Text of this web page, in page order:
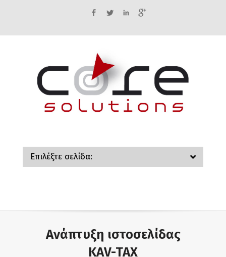
FacebookTwitterLinkedIn
Επιλέξτε σελίδα:
Ανάπτυξη ιστοσελίδας
KAV-TAX